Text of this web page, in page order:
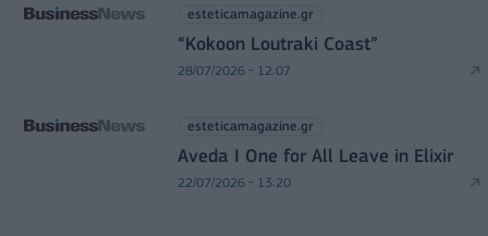
esteticamagazine.gr
“Kokoon Loutraki Coast”
28/07/2026 - 12:07
esteticamagazine.gr
Aveda I One for All Leave in Elixir
22/07/2026 - 13:20